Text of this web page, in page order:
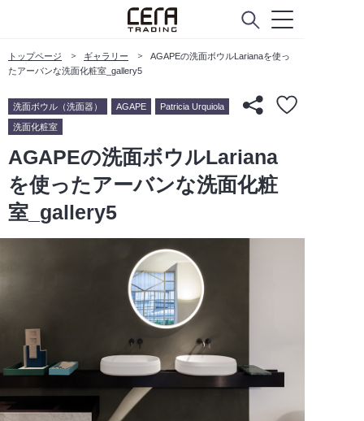
トップページ ギャラリー
AGAPEの洗面ボウルLarianaを使っ
たアーバンな洗面化粧室_gallery5
洗面ボウル（洗面器） AGAPE Patricia Urquiola
洗面化粧室
AGAPEの洗面ボウルLariana
を使ったアーバンな洗面化粧
室_gallery5